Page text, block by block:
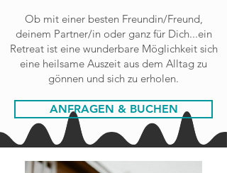
Ob mit einer besten Freundin/Freund,
deinem Partner/in oder ganz für Dich...ein
Retreat ist eine wunderbare Möglichkeit sich
eine heilsame Auszeit aus dem Alltag zu
gönnen und sich zu erholen.
ANFRAGEN & BUCHEN